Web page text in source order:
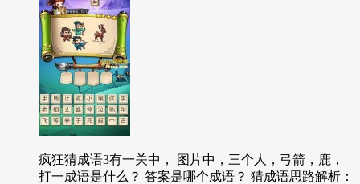
疯狂猜成语3有一关中， 图片中，三个人，弓箭，鹿，
打一成语是什么？ 答案是哪个成语？ 猜成语思路解析：